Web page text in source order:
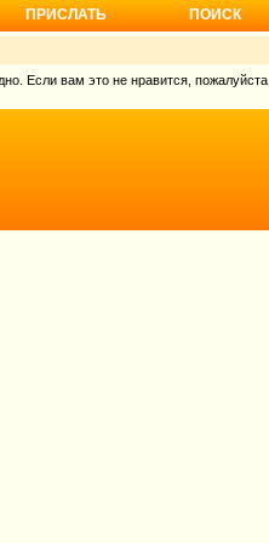
ПРИСЛАТЬ ПОИСК
Если вам это не нравится, пожалуйста,